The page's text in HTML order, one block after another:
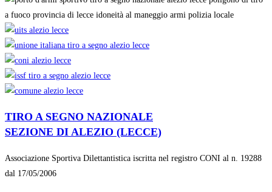
TIRO A SEGNO NAZIONALE
SEZIONE DI ALEZIO (LECCE)
Associazione Sportiva Dilettantistica iscritta nel registro CONI al n. 19288
dal 17/05/2006